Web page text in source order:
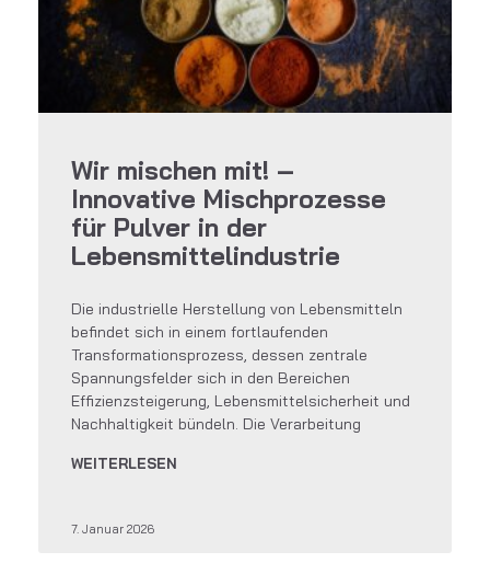
Wir mischen mit! –
Innovative Mischprozesse
für Pulver in der
Lebensmittelindustrie
Die industrielle Herstellung von Lebensmitteln
befindet sich in einem fortlaufenden
Transformationsprozess, dessen zentrale
Spannungsfelder sich in den Bereichen
Effizienzsteigerung, Lebensmittelsicherheit und
Nachhaltigkeit bündeln. Die Verarbeitung
WEITERLESEN
7. Januar 2026